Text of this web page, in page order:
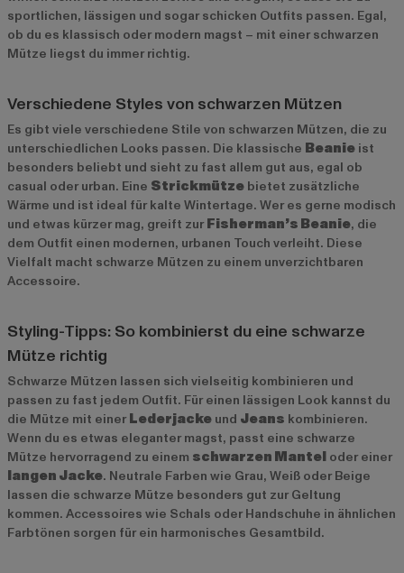
sportlichen, lässigen und sogar schicken Outfits passen. Egal,
ob du es klassisch oder modern magst – mit einer schwarzen
Mütze liegst du immer richtig.
Verschiedene Styles von schwarzen Mützen
Es gibt viele verschiedene Stile von schwarzen Mützen, die zu
unterschiedlichen Looks passen. Die klassische Beanie ist
besonders beliebt und sieht zu fast allem gut aus, egal ob
casual oder urban. Eine Strickmütze bietet zusätzliche
Wärme und ist ideal für kalte Wintertage. Wer es gerne modisch
und etwas kürzer mag, greift zur Fisherman’s Beanie, die
dem Outfit einen modernen, urbanen Touch verleiht. Diese
Vielfalt macht schwarze Mützen zu einem unverzichtbaren
Accessoire.
Styling-Tipps: So kombinierst du eine schwarze
Mütze richtig
Schwarze Mützen lassen sich vielseitig kombinieren und
passen zu fast jedem Outfit. Für einen lässigen Look kannst du
die Mütze mit einer Lederjacke und Jeans kombinieren.
Wenn du es etwas eleganter magst, passt eine schwarze
Mütze hervorragend zu einem schwarzen Mantel oder einer
langen Jacke. Neutrale Farben wie Grau, Weiß oder Beige
lassen die schwarze Mütze besonders gut zur Geltung
kommen. Accessoires wie Schals oder Handschuhe in ähnlichen
Farbtönen sorgen für ein harmonisches Gesamtbild.